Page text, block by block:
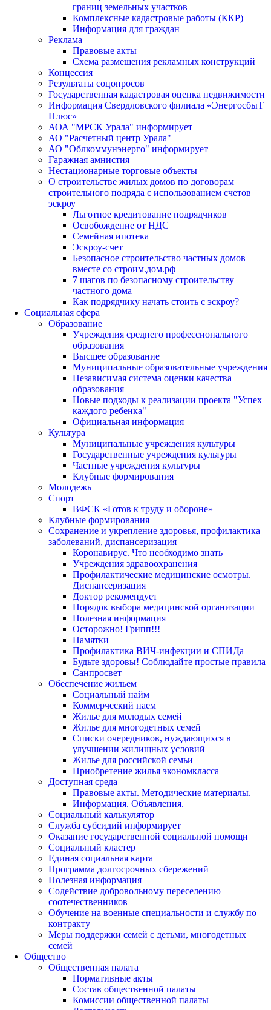
границ земельных участков
Комплексные кадастровые работы (ККР)
Информация для граждан
Реклама
Правовые акты
Схема размещения рекламных конструкций
Концессия
Результаты соцопросов
Государственная кадастровая оценка недвижимости
Информация Свердловского филиала «ЭнергосбыТ
Плюс»
АОА "МРСК Урала" информирует
АО "Расчетный центр Урала"
АО "Облкоммунэнерго" информирует
Гаражная амнистия
Нестационарные торговые объекты
О строительстве жилых домов по договорам
строительного подряда с использованием счетов
эскроу
Льготное кредитование подрядчиков
Освобождение от НДС
Семейная ипотека
Эскроу-счет
Безопасное строительство частных домов
вместе со строим.дом.рф
7 шагов по безопасному строительству
частного дома
Как подрядчику начать стоить с эскроу?
Социальная сфера
Образование
Учреждения среднего профессионального
образования
Высшее образование
Муниципальные образовательные учреждения
Независимая система оценки качества
образования
Новые подходы к реализации проекта "Успех
каждого ребенка"
Официальная информация
Культура
Муниципальные учреждения культуры
Государственные учреждения культуры
Частные учреждения культуры
Клубные формирования
Молодежь
Спорт
ВФСК «Готов к труду и обороне»
Клубные формирования
Сохранение и укрепление здоровья, профилактика
заболеваний, диспансеризация
Коронавирус. Что необходимо знать
Учреждения здравоохранения
Профилактические медицинские осмотры.
Диспансеризация
Доктор рекомендует
Порядок выбора медицинской организации
Полезная информация
Осторожно! Грипп!!!
Памятки
Профилактика ВИЧ-инфекции и СПИДа
Будьте здоровы! Соблюдайте простые правила
Санпросвет
Обеспечение жильем
Социальный найм
Коммерческий наем
Жилье для молодых семей
Жилье для многодетных семей
Списки очередников, нуждающихся в
улучшении жилищных условий
Жилье для российской семьи
Приобретение жилья экономкласса
Доступная среда
Правовые акты. Методические материалы.
Информация. Объявления.
Социальный калькулятор
Служба субсидий информирует
Оказание государственной социальной помощи
Социальный кластер
Единая социальная карта
Программа долгосрочных сбережений
Полезная информация
Содействие добровольному переселению
соотечественников
Обучение на военные специальности и службу по
контракту
Меры поддержки семей с детьми, многодетных
семей
Общество
Общественная палата
Нормативные акты
Состав общественной палаты
Комиссии общественной палаты